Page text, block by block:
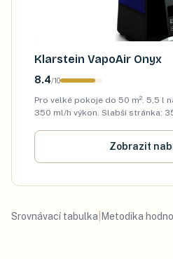
Klarstein VapoAir Onyx
8.4/10
Pro velké pokoje do 50 m². 5,5 l
350 ml/h výkon. Slabší stránka:
Zobrazit
Srovnávací tabulka Metodika